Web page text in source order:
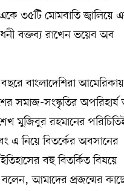
৩৫টি মোমবাতি জ্বালিয়ে
বক্তব্য রাখেন ভয়েব অব
বাংলাদেশিরা
সমাজ-সংস্কৃতির
মুজিবুর রহমানের
এ নিয়ে বিতর্কের অবসানের
বহু বিতর্কিত বিষয়ে
আমাদের প্রজন্মের